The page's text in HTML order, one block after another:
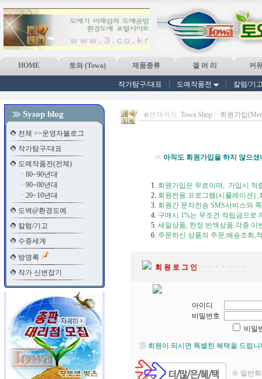
HOME 토와 (Towa) 제품종류 겔 러 리 커
작가탐구/대표 도예작품전 칼럼/기
Sysop blog
전체 >>운영자블로그
작가탐구/대표
도예작품전(전체)
ㆍ 80~90년대
ㆍ 90~00년대
ㆍ 20~10년대
도벽@환경도예
칼럼/기고
수중세계
방명록
작가 신변잡기
현재위치:Towa Shop > 회원가입
☞ 아직도 회원가입을 하지 않으셨
회원가입은 무료이며, 가입시 적
회원전용 프로그램(시뮬레이션)
회원간 문자전송 SMS서비스와
구매시 1%는 무조건 적립금으로
세일상품, 한정 반액상품,각종 이
주문하신 상품의 주문,배송조회,
회 원 로 그 인 ㆍㆍㆍㆍㆍㆍㆍ
아이디
비밀번호
비밀
▨ 회원이 되시면 특별한 혜택을 드립
※ 일반회